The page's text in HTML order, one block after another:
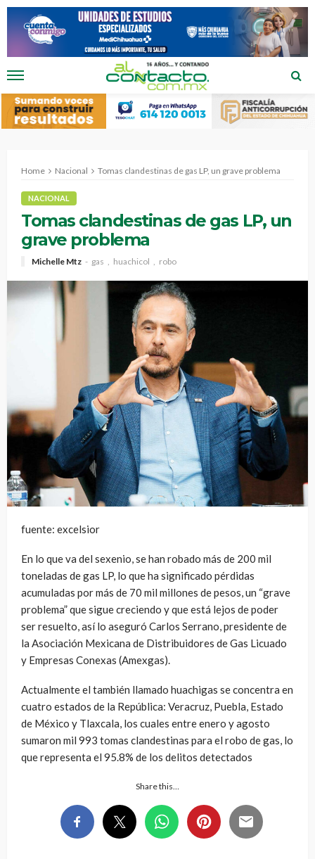
Home Nacional Tomas clandestinas de gas LP, un grave problema
NACIONAL
Tomas clandestinas de gas LP, un
grave problema
Michelle Mtz gas huachicol robo
fuente: excelsior
En lo que va del sexenio, se han robado más de 200 mil
toneladas de gas LP, lo que ha significado pérdidas
acumuladas por más de 70 mil millones de pesos, un “grave
problema” que sigue creciendo y que está lejos de poder
ser resuelto, así lo aseguró Carlos Serrano, presidente de
la Asociación Mexicana de Distribuidores de Gas Licuado
y Empresas Conexas (Amexgas).
Actualmente el también llamado huachigas se concentra en
cuatro estados de la República: Veracruz, Puebla, Estado
de México y Tlaxcala, los cuales entre enero y agosto
sumaron mil 993 tomas clandestinas para el robo de gas, lo
que representa el 95.8% de los delitos detectados
Share this…